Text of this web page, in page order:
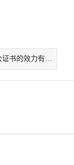
公证处公证有法律责任吗？公证书的效力有哪些？